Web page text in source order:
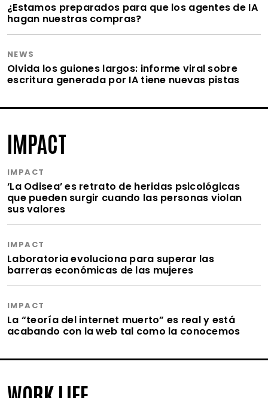
¿Estamos preparados para que los agentes de IA
hagan nuestras compras?
NEWS
Olvida los guiones largos: informe viral sobre
escritura generada por IA tiene nuevas pistas
IMPACT
IMPACT
‘La Odisea’ es retrato de heridas psicológicas
que pueden surgir cuando las personas violan
sus valores
IMPACT
Laboratoria evoluciona para superar las
barreras económicas de las mujeres
IMPACT
La “teoría del internet muerto” es real y está
acabando con la web tal como la conocemos